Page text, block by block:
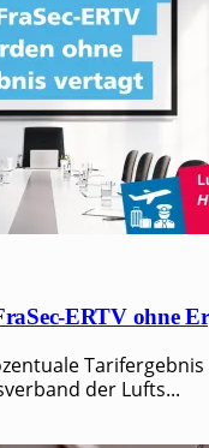
ERTV ohne
der Luft­s...